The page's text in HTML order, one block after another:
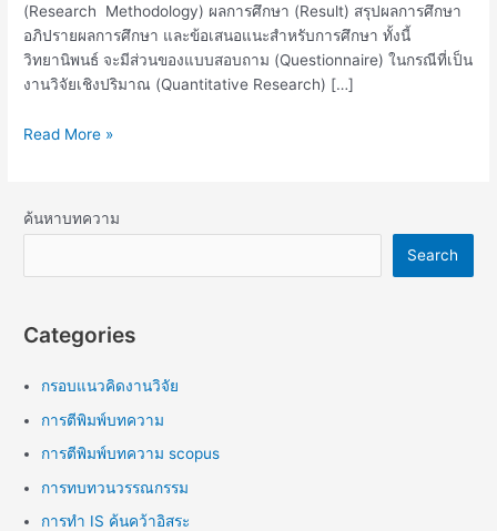
(Research Methodology) ผลการศึกษา (Result) สรุปผลการศึกษา
อภิปรายผลการศึกษา และข้อเสนอแนะสำหรับการศึกษา ทั้งนี้
วิทยานิพนธ์ จะมีส่วนของแบบสอบถาม (Questionnaire) ในกรณีที่เป็น
งานวิจัยเชิงปริมาณ (Quantitative Research) […]
Read More »
ค้นหาบทความ
Search
Categories
กรอบแนวคิดงานวิจัย
การตีพิมพ์บทความ
การตีพิมพ์บทความ scopus
การทบทวนวรรณกรรม
การทำ IS ค้นคว้าอิสระ